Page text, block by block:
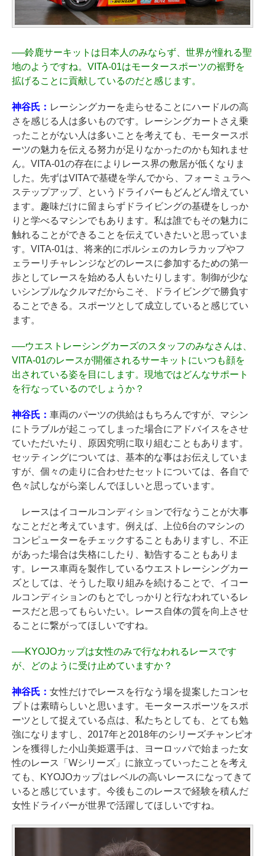
──鈴鹿サーキットは日本人のみならず、世界が憧れる聖
地のようですね。VITA-01はモータースポーツの裾野を
拡げることに貢献しているのだと感じます。
神谷氏： レーシングカーを走らせることにハードルの高
さを感じる人は多いものです。レーシングカートさえ乗
ったことがない人は多いことを考えても、モータースポ
ーツの魅力を伝える努力が足りなかったのかも知れませ
ん。VITA-01の存在によりレース界の敷居が低くなりま
した。先ずはVITAで基礎を学んでから、フォーミュラへ
ステップアップ、というドライバーもどんどん増えてい
ます。趣味だけに留まらずドライビングの基礎をしっか
りと学べるマシンでもあります。私は誰でもその魅力に
触れることができることを伝えていきたいと思っていま
す。VITA-01は、将来的にポルシェのカレラカップやフ
ェラーリチャレンジなどのレースに参加するための第一
歩としてレースを始める人もいたりします。制御が少な
いシンプルなクルマだからこそ、ドライビングで勝負す
ることできる。スポーツとして成立していると感じてい
ます。
──ウエストレーシングカーズのスタッフのみなさんは、
VITA-01のレースが開催されるサーキットにいつも顔を
出されている姿を目にします。現地ではどんなサポート
を行なっているのでしょうか？
神谷氏： 車両のパーツの供給はもちろんですが、マシン
にトラブルが起こってしまった場合にアドバイスをさせ
ていただいたり、原因究明に取り組むこともあります。
セッティングについては、基本的な事はお伝えしていま
すが、個々の走りに合わせたセットについては、各自で
色々試しながら楽しんでほしいと思っています。
レースはイコールコンディションで行なうことが大事
なことだと考えています。例えば、上位6台のマシンの
コンピューターをチェックすることもありますし、不正
があった場合は失格にしたり、勧告することもありま
す。レース車両を製作しているウエストレーシングカー
ズとしては、そうした取り組みを続けることで、イコー
ルコンディションのもとでしっかりと行なわれているレ
ースだと思ってもらいたい。レース自体の質を向上させ
ることに繋がってほしいですね。
──KYOJOカップは女性のみで行なわれるレースです
が、どのように受け止めていますか？
神谷氏： 女性だけでレースを行なう場を提案したコンセ
プトは素晴らしいと思います。モータースポーツをスポ
ーツとして捉えている点は、私たちとしても、とても勉
強になりますし、2017年と2018年のシリーズチャンピオ
ンを獲得した小山美姫選手は、ヨーロッパで始まった女
性のレース「Wシリーズ」に旅立っていったことを考え
ても、KYOJOカップはレベルの高いレースになってきて
いると感じています。今後もこのレースで経験を積んだ
女性ドライバーが世界で活躍してほしいですね。